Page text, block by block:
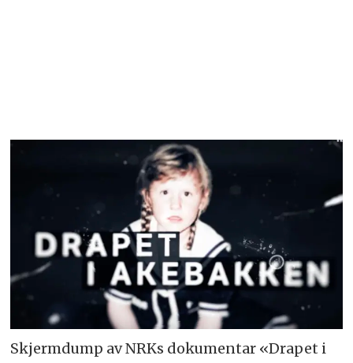
Skjermdump av NRKs dokumentar «Drapet i